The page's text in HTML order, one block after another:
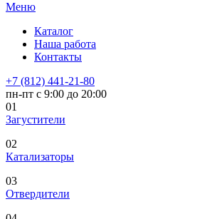
Меню
Каталог
Наша работа
Контакты
+7 (812) 441-21-80
пн-пт с 9:00 до 20:00
01
Загустители
02
Катализаторы
03
Отвердители